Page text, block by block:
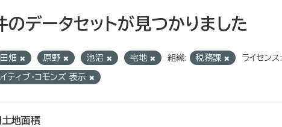
データセットが見つかりました
田畑 原野 池沼 宅地 組織: 税務課 ライセンス:
イティブ・コモンズ 表示
地面積